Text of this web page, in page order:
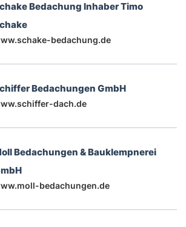
Bedachung Inhaber Timo
bedachung.de
Bedachungen GmbH
dach.de
Bedachungen & Bauklempnerei
bedachungen.de